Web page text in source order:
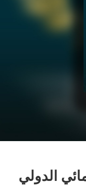
الدولي